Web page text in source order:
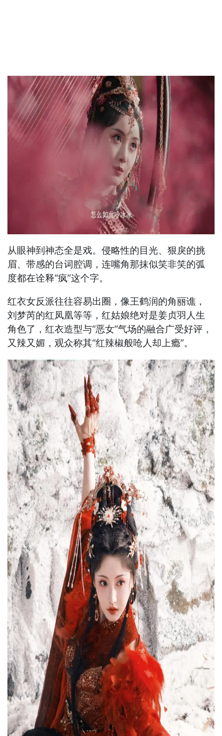
从眼神到神态全是戏。侵略性的目光、狠戾的挑
眉、带感的台词腔调，连嘴角那抹似笑非笑的弧
度都在诠释“疯”这个字。
红衣女反派往往容易出圈，像王鹤润的角丽谯，
刘梦芮的红凤凰等等，红姑娘绝对是姜贞羽人生
角色了，红衣造型与“恶女”气场的融合广受好评，
又辣又媚，观众称其“红辣椒般呛人却上瘾”。